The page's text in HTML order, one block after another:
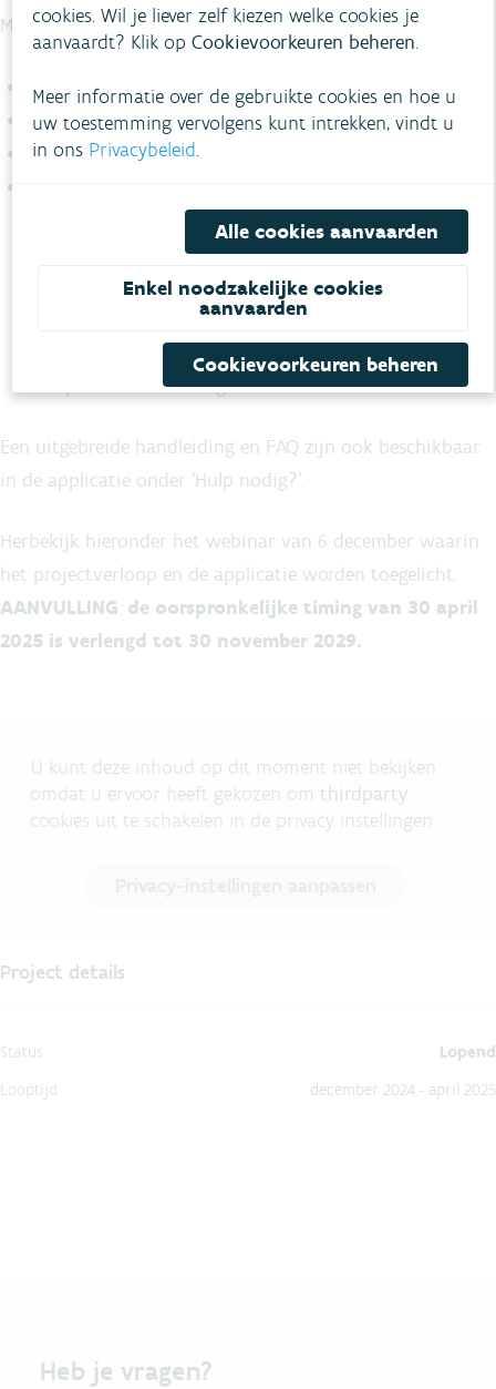
Meer informatie:
Veelgestelde vragen over de validatieoefening
Handleiding grachtenapplicatie
Veelgestelde vragen over de grachtenapplicatie
Toelichting Koen Martens: Welke kansen biedt een
digitale grachtenkaart?
Toelichting Nancy Van Camp: Maak kennis met de
ontwerpkaart en applicatie om ze na te kijken.
AANVULLING
: de oorspronkelijke timing van 30
april 2025 is verlengd tot 30 november 2029.
Een uitgebreide handleiding en FAQ zijn ook beschikbaar
in de applicatie onder 'Hulp nodig?'.
Herbekijk hieronder het webinar van 6 december waarin
het projectverloop en de applicatie worden toegelicht.
AANVULLING: de oorspronkelijke timing van 30 april
2025 is verlengd tot 30 november 2029.
U kunt deze inhoud op dit moment niet bekijken
omdat u ervoor heeft gekozen om thirdparty
cookies uit te schakelen in de privacy instellingen.
Project details
Status
Lopend
Looptijd
december 2024 - april 2025
Heb je vragen?
cookies. Wil je liever zelf kiezen welke cookies je
aanvaardt? Klik opCookievoorkeuren beheren.
Meer informatie over de gebruikte cookies en hoe u
uw toestemming vervolgens kunt intrekken, vindt u
in ons Privacybeleid.
Alle cookies aanvaarden
Enkel noodzakelijke cookies
aanvaarden
Cookievoorkeuren beheren